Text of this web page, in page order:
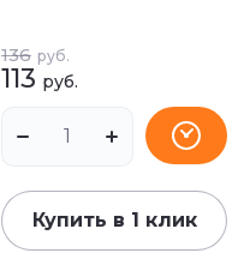
136 руб.
113 руб.
Купить в 1 клик